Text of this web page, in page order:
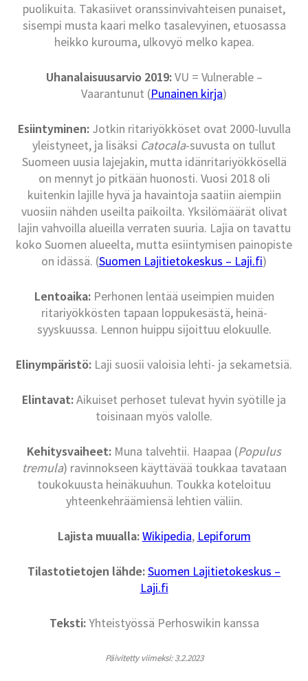
puolikuita. Takasiivet oranssinvivahteisen punaiset,
sisempi musta kaari melko tasalevyinen, etuosassa
heikko kurouma, ulkovyö melko kapea.
Uhanalaisuusarvio 2019:VU = Vulnerable –
Vaarantunut (Punainen kirja)
Esiintyminen:Jotkin ritariyökköset ovat 2000-luvulla
yleistyneet, ja lisäksi Catocala-suvusta on tullut
Suomeen uusia lajejakin, mutta idänritariyökkösellä
on mennyt jo pitkään huonosti. Vuosi 2018 oli
kuitenkin lajille hyvä ja havaintoja saatiin aiempiin
vuosiin nähden useilta paikoilta. Yksilömäärät olivat
lajin vahvoilla alueilla verraten suuria. Lajia on tavattu
koko Suomen alueelta, mutta esiintymisen painopiste
on idässä. (Suomen Lajitietokeskus – Laji.fi)
Lentoaika:Perhonen lentää useimpien muiden
ritariyökkösten tapaan loppukesästä, heinä-
syyskuussa. Lennon huippu sijoittuu elokuulle.
Elinympäristö: Laji suosii valoisia lehti- ja sekametsiä.
Elintavat:Aikuiset perhoset tulevat hyvin syötille ja
toisinaan myös valolle.
Kehitysvaiheet: Muna talvehtii. Haapaa (Populus
tremula) ravinnokseen käyttävää toukkaa tavataan
toukokuusta heinäkuuhun. Toukka koteloituu
yhteenkehräämiensä lehtien väliin.
Lajista muualla:Wikipedia, Lepiforum
Tilastotietojen lähde:Suomen Lajitietokeskus –
Laji.fi
Teksti:Yhteistyössä Perhoswikin kanssa
Päivitetty viimeksi: 3.2.2023